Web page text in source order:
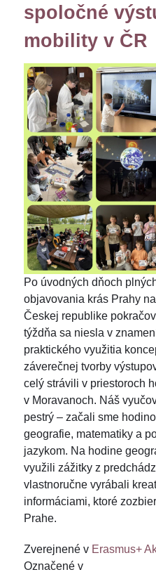
spoločné
mobility v ČR
Po úvodných dňoch
objavovania krás Prahy
Českej republike
týždňa sa niesla v
praktického využitia
záverečnej tvorby
celý strávili v priestoroch
v Moravanoch. Náš
pestrý – začali sme
geografie, matematiky a
jazykom. Na hodine
využili zážitky z
vlastnoručne vyrábali
informáciami, ktoré
Prahe.
Zverejnené v Erasmus+
Označené v